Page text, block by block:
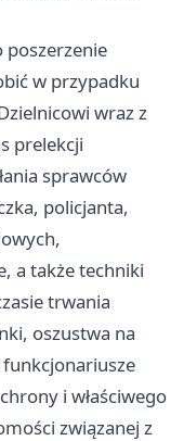
poszerzenie
w przypadku
wraz z
prelekcji
sprawców
policjanta,
a także techniki
trwania
oszustwa na
i właściwego
związanej z